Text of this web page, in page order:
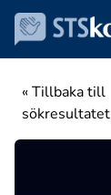
« Tillbaka till
sökresultatet